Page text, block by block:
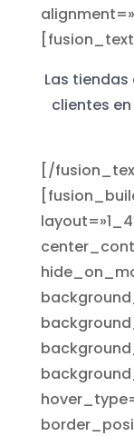
Las
clientes
[/